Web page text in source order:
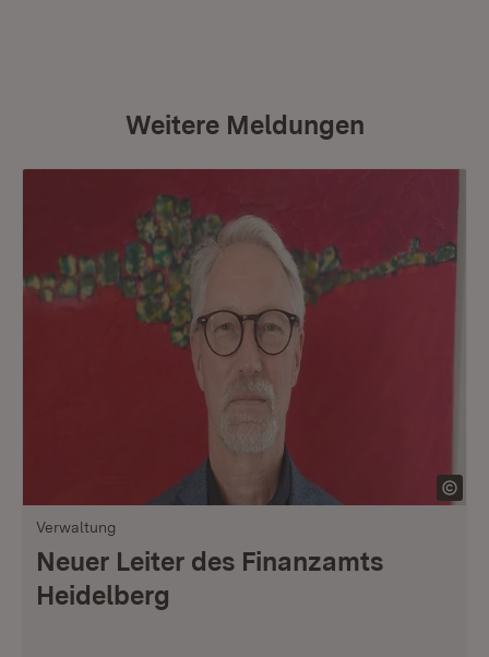
Weitere Meldungen
Verwaltung
Neuer Leiter des Finanzamts
Heidelberg